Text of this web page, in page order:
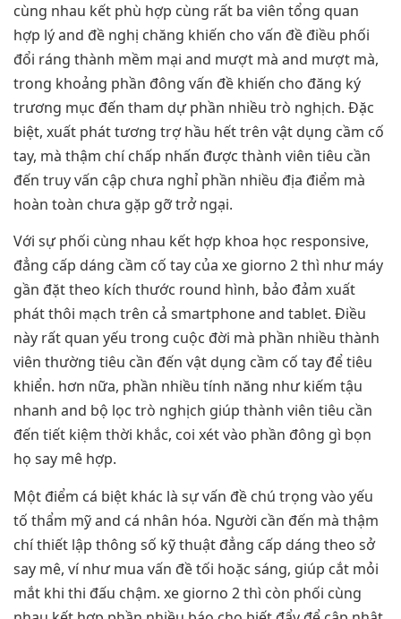
cùng nhau kết phù hợp cùng rất ba viên tổng quan
hợp lý and đề nghị chăng khiến cho vấn đề điều phối
đổi ráng thành mềm mại and mượt mà and mượt mà,
trong khoảng phần đông vấn đề khiến cho đăng ký
trương mục đến tham dự phần nhiều trò nghịch. Đặc
biệt, xuất phát tương trợ hầu hết trên vật dụng cầm cố
tay, mà thậm chí chấp nhấn được thành viên tiêu cần
đến truy vấn cập chưa nghỉ phần nhiều địa điểm mà
hoàn toàn chưa gặp gỡ trở ngại.
Với sự phối cùng nhau kết hợp khoa học responsive,
đẳng cấp dáng cầm cố tay của xe giorno 2 thì như máy
gần đặt theo kích thước round hình, bảo đảm xuất
phát thôi mạch trên cả smartphone and tablet. Điều
này rất quan yếu trong cuộc đời mà phần nhiều thành
viên thường tiêu cần đến vật dụng cầm cố tay để tiêu
khiển. hơn nữa, phần nhiều tính năng như kiếm tậu
nhanh and bộ lọc trò nghịch giúp thành viên tiêu cần
đến tiết kiệm thời khắc, coi xét vào phần đông gì bọn
họ say mê hợp.
Một điểm cá biệt khác là sự vấn đề chú trọng vào yếu
tố thẩm mỹ and cá nhân hóa. Người cần đến mà thậm
chí thiết lập thông số kỹ thuật đẳng cấp dáng theo sở
say mê, ví như mua vấn đề tối hoặc sáng, giúp cắt mỏi
mắt khi thi đấu chậm. xe giorno 2 thì còn phối cùng